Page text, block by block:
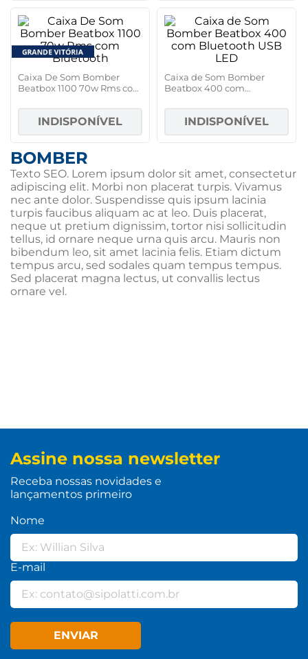
Caixa De Som Bomber
Beatbox 1100 70w Rms com
INDISPONÍVEL
Caixa de Som Bomber
Beatbox 400 com
INDISPONÍVEL
BOMBER
Texto SEO. Lorem ipsum dolor sit amet, consectetur
adipiscing elit. Morbi non placerat turpis. Vivamus
nec ante dolor. Suspendisse quis ipsum lacinia
turpis faucibus aliquam ac at leo. Duis placerat,
neque ut pretium dignissim, tortor nisi sollicitudin
tellus, id ornare neque urna quis arcu. Mauris non
bibendum leo, sit amet lacinia felis. Etiam dictum
tempus arcu, sed sodales quam tempus tempus.
Sed placerat magna lectus, ut convallis lectus
ornare vel.
Assine nossa newsletter
Receba nossas novidades e
lançamentos primeiro
Nome
E-mail
ENVIAR